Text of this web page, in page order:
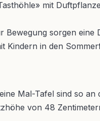
mit
sorgen
Kindern in den
Mal-Tafel sind so
von 48